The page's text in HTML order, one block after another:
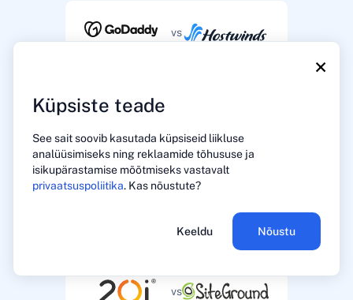
×
Küpsiste teade
See sait soovib kasutada küpsiseid liikluse
analüüsimiseks ning reklaamide tõhususe ja
isikupärastamise mõõtmiseks vastavalt
privaatsuspoliitika. Kas nõustute?
Keeldu Nõustu
vs
vs
vs
vs